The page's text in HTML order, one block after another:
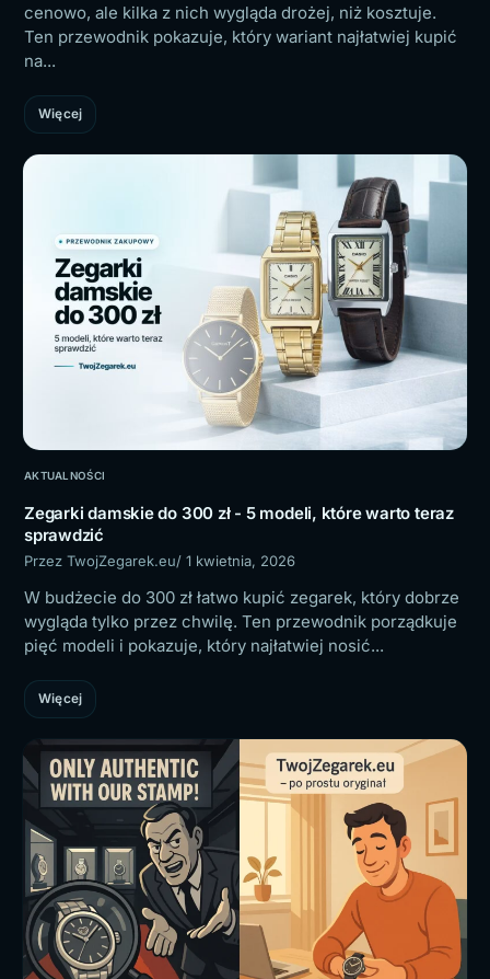
cenowo, ale kilka z nich wygląda drożej, niż kosztuje.
Ten przewodnik pokazuje, który wariant najłatwiej kupić
na...
Więcej
AKTUALNOŚCI
Zegarki damskie do 300 zł - 5 modeli, które warto teraz
sprawdzić
Przez TwojZegarek.eu/ 1 kwietnia, 2026
W budżecie do 300 zł łatwo kupić zegarek, który dobrze
wygląda tylko przez chwilę. Ten przewodnik porządkuje
pięć modeli i pokazuje, który najłatwiej nosić...
Więcej